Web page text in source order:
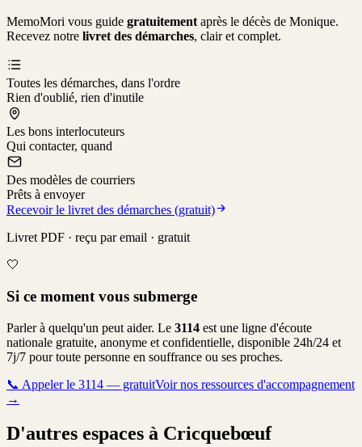
MemoMori vous guide gratuitement après le décès de Monique.
Recevez notre livret des démarches, clair et complet.
Toutes les démarches, dans l'ordre
Rien d'oublié, rien d'inutile
Les bons interlocuteurs
Qui contacter, quand
Des modèles de courriers
Prêts à envoyer
Recevoir le livret des démarches (gratuit)
Livret PDF · reçu par email · gratuit
🤍
Si ce moment vous submerge
Parler à quelqu'un peut aider. Le 3114 est une ligne d'écoute
nationale gratuite, anonyme et confidentielle, disponible 24h/24 et
7j/7 pour toute personne en souffrance ou ses proches.
📞 Appeler le 3114 — gratuitVoir nos ressources d'accompagnement
→
D'autres espaces à Cricquebœuf